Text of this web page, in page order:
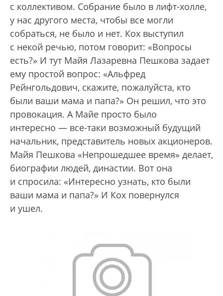
с коллективом. Собрание было в лифт-холле,
у нас другого места, чтобы все могли
собраться, не было и нет. Кох выступил
с некой речью, потом говорит: «Вопросы
есть?» И тут Майя Лазаревна Пешкова задает
ему простой вопрос: «Альфред
Рейнгольдович, скажите, пожалуйста, кто
были ваши мама и папа?» Он решил, что это
провокация. А Майе просто было
интересно — все-таки возможный будущий
начальник, представитель новых акционеров.
Майя Пешкова «Непрошедшее время» делает,
биографии людей, династии. Вот она
и спросила: «Интересно узнать, кто были
ваши мама и папа?» И Кох повернулся
и ушел.